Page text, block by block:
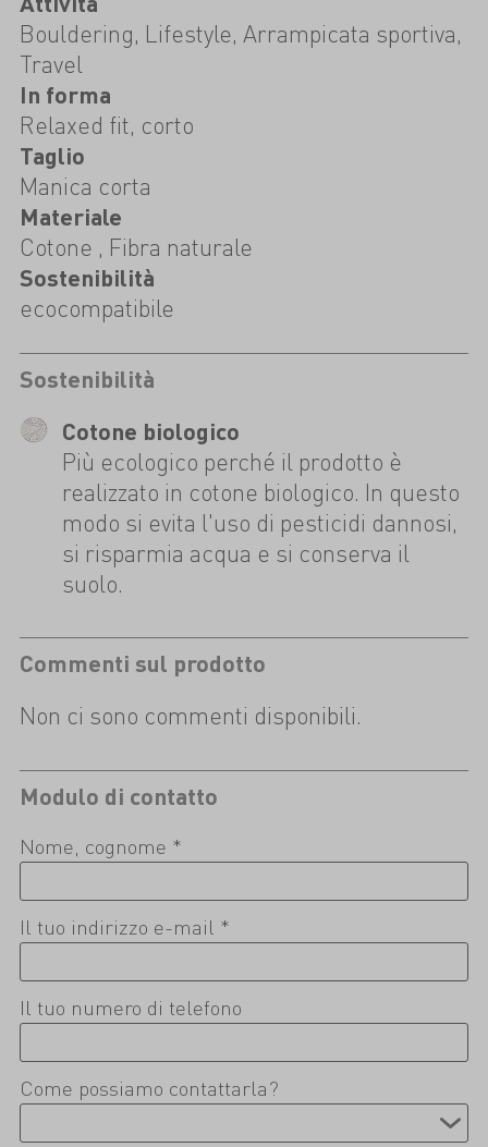
Bouldering, Lifestyle, Arrampicata sportiva,
Travel
In forma
Relaxed fit, corto
Taglio
Manica corta
Materiale
Cotone , Fibra naturale
Sostenibilità
ecocompatibile
Sostenibilità
Cotone biologico
Più ecologico perché il prodotto è
realizzato in cotone biologico. In questo
modo si evita l'uso di pesticidi dannosi,
si risparmia acqua e si conserva il
suolo.
Commenti sul prodotto
Non ci sono commenti disponibili.
Modulo di contatto
Nome, cognome *
Il tuo indirizzo e-mail *
Il tuo numero di telefono
Come possiamo contattarla?